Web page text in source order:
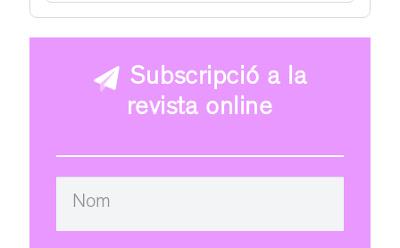
Subscripció a la
revista online